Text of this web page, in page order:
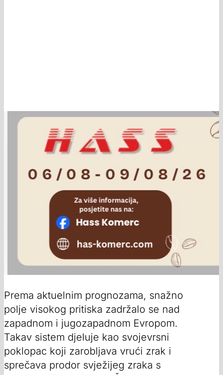
Prema aktuelnim prognozama, snažno
polje visokog pritiska zadržalo se nad
zapadnom i jugozapadnom Evropom.
Takav sistem djeluje kao svojevrsni
poklopac koji zarobljava vrući zrak i
sprečava prodor svježijeg zraka s